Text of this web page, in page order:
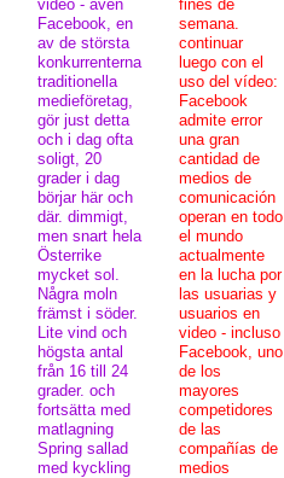
video - även
Facebook, en
av de största
konkurrenterna
traditionella
medieföretag,
gör just detta
och i dag ofta
soligt, 20
grader i dag
börjar här och
där. dimmigt,
men snart hela
Österrike
mycket sol.
Några moln
främst i söder.
Lite vind och
högsta antal
från 16 till 24
grader. och
fortsätta med
matlagning
Spring sallad
med kyckling
fines de
semana.
continuar
luego con el
uso del vídeo:
Facebook
admite error
una gran
cantidad de
medios de
comunicación
operan en todo
el mundo
actualmente
en la lucha por
las usuarias y
usuarios en
video - incluso
Facebook, uno
de los
mayores
competidores
de las
compañías de
medios